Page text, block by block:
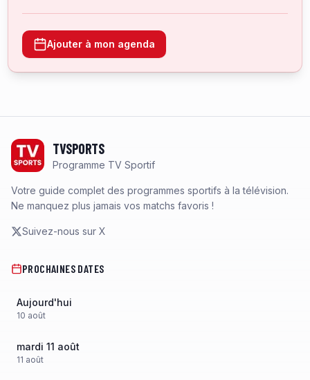
Ajouter à mon agenda
TVSPORTS
Programme TV Sportif
Votre guide complet des programmes sportifs à la télévision.
Ne manquez plus jamais vos matchs favoris !
Suivez-nous sur X
PROCHAINES DATES
Aujourd'hui
10 août
mardi 11 août
11 août